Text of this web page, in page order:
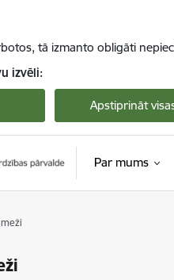
tā izmanto obligāti
izvēli:
Apstiprināt
Par mums